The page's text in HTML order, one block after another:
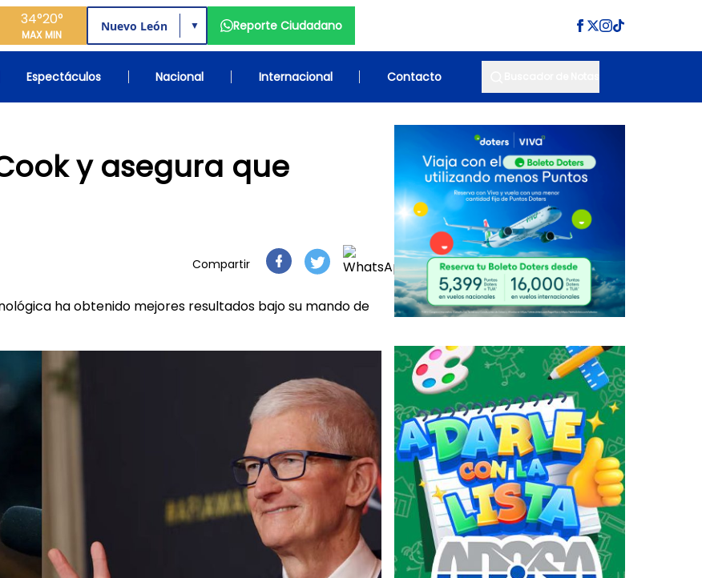
34°
MAX
20°
MIN
▼ Reporte Ciudadano
Espectáculos Nacional Internacional Contacto
y asegura que
Compartir
ha obtenido mejores resultados bajo su mando de